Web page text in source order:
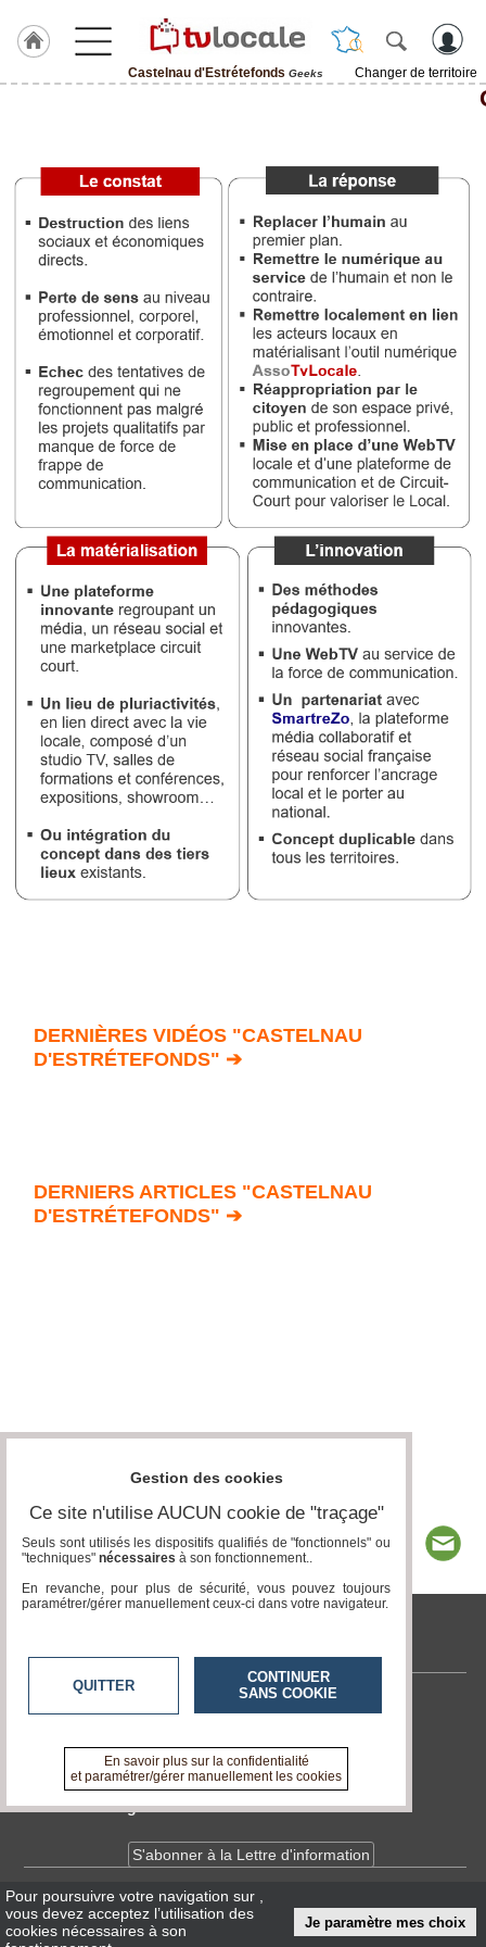
Castelnau d'Estrétefonds Geeks
Changer de territoire
ACCUEIL
Castelnau
TvLocale
Accueil
Agenda
Gazette
Médias
du
Blogs
Prémium
Inscription
Accès
éditeur
DERNIÈRES VIDÉOS "CASTELNAU
D'ESTRÉTEFONDS" ➔
DERNIERS ARTICLES "CASTELNAU
D'ESTRÉTEFONDS" ➔
tvlocale.fr
Contactez-nous
A propos de tvlocale.fr
Devenir délégué
S'abonner à la Lettre d'information
InfosCNIL/RGPD
Conditions Générales d'Utilisation
Pour poursuivre votre navigation sur
vous devez acceptez l’utilisation des
cookies nécessaires à son
Je paramètre mes choix
Gestion des cookies
Ce site n'utilise AUCUN cookie de "traçage"
Seuls sont utilisés les dispositifs qualifiés de "fonctionnels" ou
"techniques" nécessaires à son fonctionnement..
En revanche, pour plus de sécurité, vous pouvez toujours
paramétrer/gérer manuellement ceux-ci dans votre navigateur.
QUITTER
CONTINUER
SANS COOKIE
En savoir plus sur la confidentialité
et paramétrer/gérer manuellement les cookies